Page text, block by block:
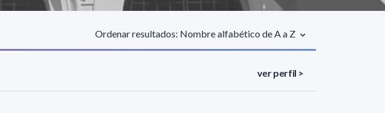
Ordenar resultados: Nombre alfabético de A a Z
ver perfil >